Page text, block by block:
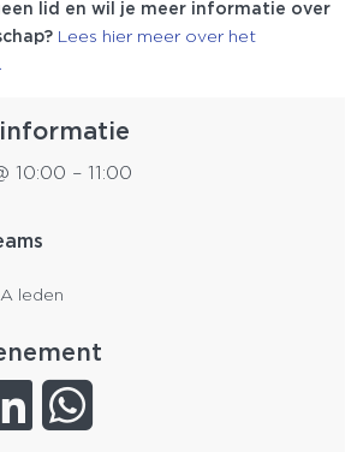
lid en wil je meer informatie over
Lees hier meer over het
10:00 – 11:00
leden